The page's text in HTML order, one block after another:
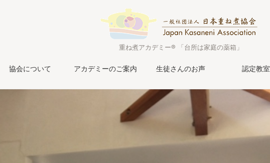
重ね煮アカデミー® 「台所は家庭の薬箱」
協会について アカデミーのご案内 生徒さんのお声 認定教室